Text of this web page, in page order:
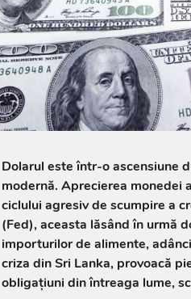
Dolarul este într-o ascensiune
modernă. Aprecierea mone­dei
ciclului agresiv de scum­pire a
(Fed), aceasta lăsând în urmă
importurilor de ali­mente,
criza din Sri Lanka, provoacă
obligaţiuni din întreaga lume,